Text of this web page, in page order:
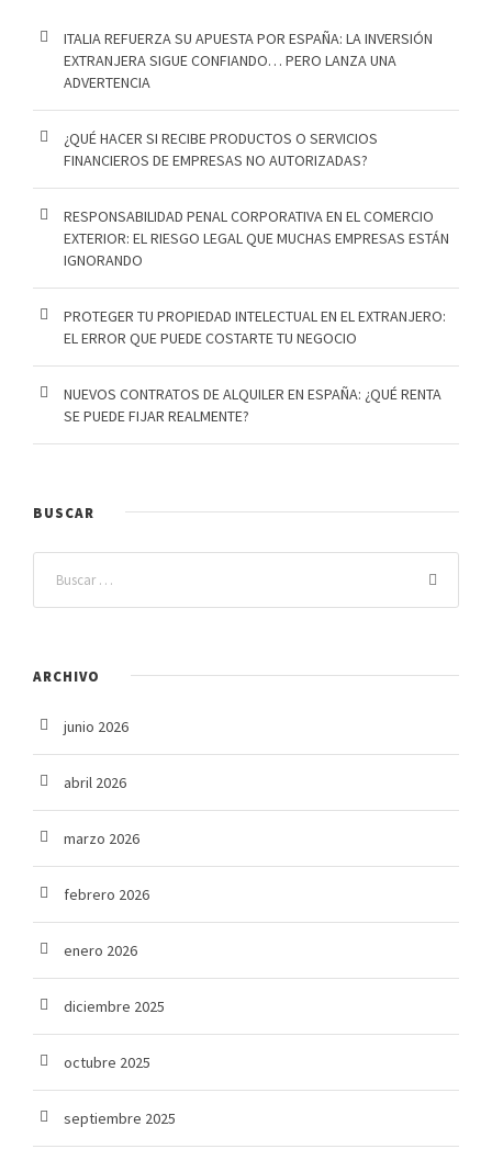
ITALIA REFUERZA SU APUESTA POR ESPAÑA: LA INVERSIÓN
EXTRANJERA SIGUE CONFIANDO… PERO LANZA UNA
ADVERTENCIA
¿QUÉ HACER SI RECIBE PRODUCTOS O SERVICIOS
FINANCIEROS DE EMPRESAS NO AUTORIZADAS?
RESPONSABILIDAD PENAL CORPORATIVA EN EL COMERCIO
EXTERIOR: EL RIESGO LEGAL QUE MUCHAS EMPRESAS ESTÁN
IGNORANDO
PROTEGER TU PROPIEDAD INTELECTUAL EN EL EXTRANJERO:
EL ERROR QUE PUEDE COSTARTE TU NEGOCIO
NUEVOS CONTRATOS DE ALQUILER EN ESPAÑA: ¿QUÉ RENTA
SE PUEDE FIJAR REALMENTE?
BUSCAR
ARCHIVO
junio 2026
abril 2026
marzo 2026
febrero 2026
enero 2026
diciembre 2025
octubre 2025
septiembre 2025